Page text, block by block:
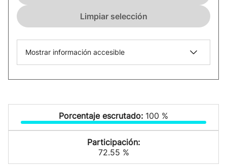
Limpiar selección
Mostrar información accesible
Porcentaje escrutado: 100 %
Participación:
72.55 %